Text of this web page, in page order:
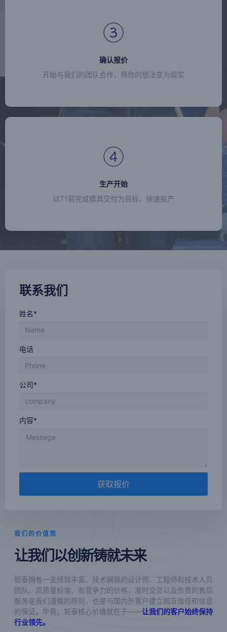
确认报价
开始与我们的团队合作，将你的想法变为现实
生产开始
以T1前完成模具交付为目标，快速投产
联系我们
姓名*
电话
公司*
内容*
获取报价
我们的价值观
让我们以创新铸就未来
钜泰拥有一支经验丰富、技术娴熟的设计师、工程师和技术人员
团队。高质量标准、有竞争力的价格、准时交货以及负责的售后
服务是我们遵循的原则，也是与国内外客户建立相互信任和信息
的保证。毕竟，钜泰核心价值就在于——让我们的客户始终保持
行业领先。